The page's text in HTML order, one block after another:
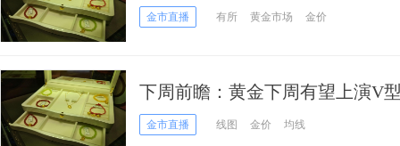
一道防线岌岌可危？
金市直播 有所 黄金市场 金价
下周前瞻：黄金下周有望上演V
释放出了不祥之兆
金市直播 线图 金价 均线